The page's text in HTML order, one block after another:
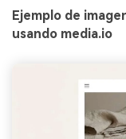
Ejemplo de
usando media.io